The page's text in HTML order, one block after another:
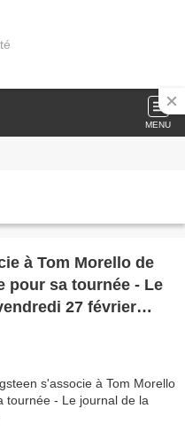
MENU
à Tom Morello de
pour sa tournée - Le
27 février